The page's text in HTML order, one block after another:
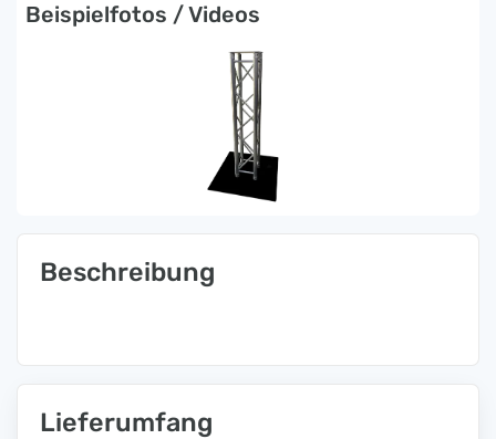
Beispielfotos / Videos
Beschreibung
Lieferumfang